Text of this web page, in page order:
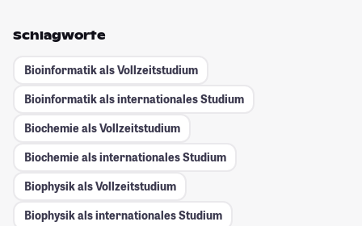
Schlagworte
Bioinformatik als Vollzeitstudium
Bioinformatik als internationales Studium
Biochemie als Vollzeitstudium
Biochemie als internationales Studium
Biophysik als Vollzeitstudium
Biophysik als internationales Studium